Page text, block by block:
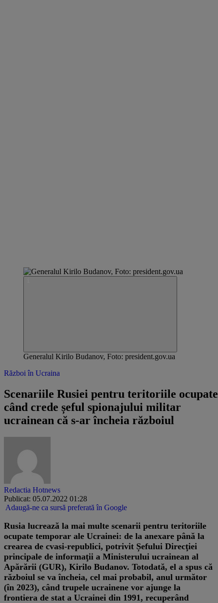
Generalul Kirilo Budanov, Foto: president.gov.ua
Război în Ucraina
Scenariile Rusiei pentru teritoriile
când crede șeful spionajului militar
ucrainean că s-ar încheia războiul
Redactia Hotnews
Publicat: 05.07.2022 01:28
Adaugă-ne ca sursă preferată în Google
Rusia lucrează la mai multe scenarii pentru teritoriile
ocupate temporar ale Ucrainei: de la anexare până la
crearea de cvasi-republici, potrivit Șefului Direcţiei
principale de informaţii a Ministerului ucrainean al
Apărării (GUR), Kirilo Budanov. Totodată, el a spus că
războiul se va încheia, cel mai probabil, anul următor
(în 2023), când trupele ucrainene vor ajunge la
frontiera de stat a Ucrainei din 1991, recuperând